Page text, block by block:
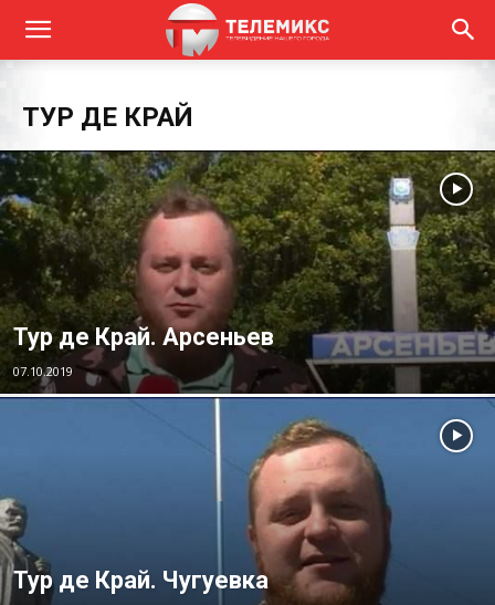
ТУР ДЕ КРАЙ
Тур де Край. Арсеньев
07.10.2019
Тур де Край. Чугуевка